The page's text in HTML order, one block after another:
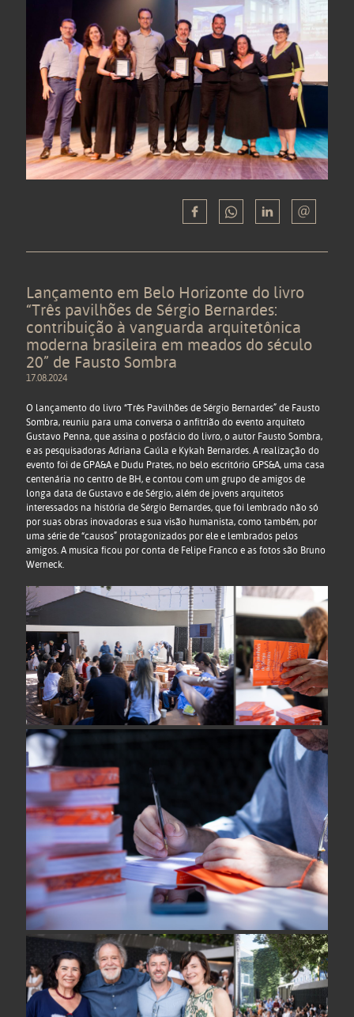
Lançamento em Belo Horizonte do livro
“Três pavilhões de Sérgio Bernardes:
contribuição à vanguarda arquitetônica
moderna brasileira em meados do século
20” de Fausto Sombra
17.08.2024
O lançamento do livro “Três Pavilhões de Sérgio Bernardes” de Fausto
Sombra, reuniu para uma conversa o anfitrião do evento arquiteto
Gustavo Penna, que assina o posfácio do livro, o autor Fausto Sombra,
e as pesquisadoras Adriana Caúla e Kykah Bernardes. A realização do
evento foi de GPA&A e Dudu Prates, no belo escritório GPS&A, uma casa
centenária no centro de BH, e contou com um grupo de amigos de
longa data de Gustavo e de Sérgio, além de jovens arquitetos
interessados na história de Sérgio Bernardes, que foi lembrado não só
por suas obras inovadoras e sua visão humanista, como também, por
uma série de “causos” protagonizados por ele e lembrados pelos
amigos. A musica ficou por conta de Felipe Franco e as fotos são Bruno
Werneck.